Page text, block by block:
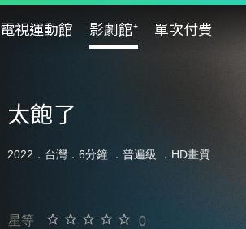
電視運動館 影劇館⁺ 單次付費
太飽了
2022．台灣．6分鐘 ． 普遍級 ．HD畫質
星等
0